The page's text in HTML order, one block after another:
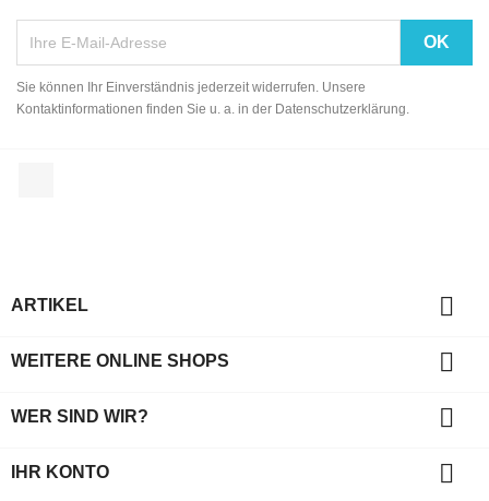
Sie können Ihr Einverständnis jederzeit widerrufen. Unsere
Kontaktinformationen finden Sie u. a. in der Datenschutzerklärung.
ARTIKEL 
WEITERE ONLINE SHOPS 
WER SIND WIR? 
IHR KONTO 